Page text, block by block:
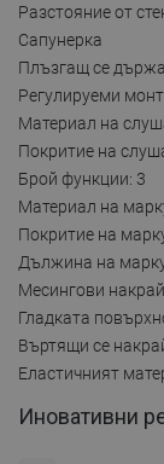
Разстояние от
Сапунерка
Плъзгащ се
Регулируеми
Материал на
Покритие на
Брой функции: 3
Материал на
Покритие на
Дължина на
Месингови
Гладката
Въртящи се
Еластичният
Иновативни